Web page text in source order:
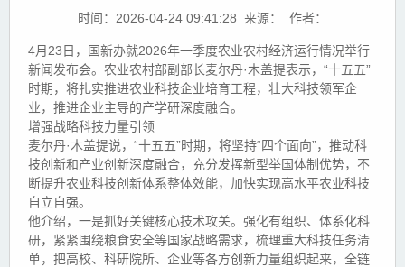
时间：2026-04-24 09:41:28 来源： 作者：
4月23日，国新办就2026年一季度农业农村经济运行情况举行
新闻发布会。农业农村部副部长麦尔丹·木盖提表示，“十五五”
时期，将扎实推进农业科技企业培育工程，壮大科技领军企
业，推进企业主导的产学研深度融合。
增强战略科技力量引领
麦尔丹·木盖提说，“十五五”时期，将坚持“四个面向”，推动科
技创新和产业创新深度融合，充分发挥新型举国体制优势，不
断提升农业科技创新体系整体效能，加快实现高水平农业科技
自立自强。
他介绍，一是抓好关键核心技术攻关。强化有组织、体系化科
研，紧紧围绕粮食安全等国家战略需求，梳理重大科技任务清
单，把高校、科研院所、企业等各方创新力量组织起来，全链